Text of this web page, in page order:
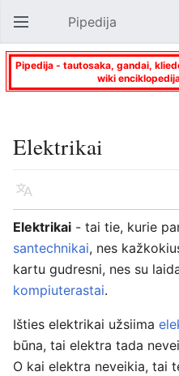
Atverti pagrindinį meniu Pipedija
Pipedija - tautosaka, gandai,
wiki
Elektrikai
Kalba
Elektrikai - tai tie, kurie
santechnikai, nes
kartu gudresni, nes su
kompiuterastai.
Išties elektrikai užsiima
būna, tai elektra tada
O kai elektra neveikia, tai